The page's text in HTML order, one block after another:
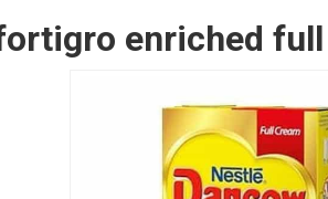
enriched